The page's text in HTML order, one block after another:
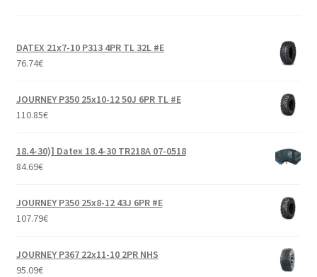
DATEX 21x7-10 P313 4PR TL 32L #E
76.74€
JOURNEY P350 25x10-12 50J 6PR TL #E
110.85€
18.4-30)] Datex 18.4-30 TR218A 07-0518
84.69€
JOURNEY P350 25x8-12 43J 6PR #E
107.79€
JOURNEY P367 22x11-10 2PR NHS
95.09€